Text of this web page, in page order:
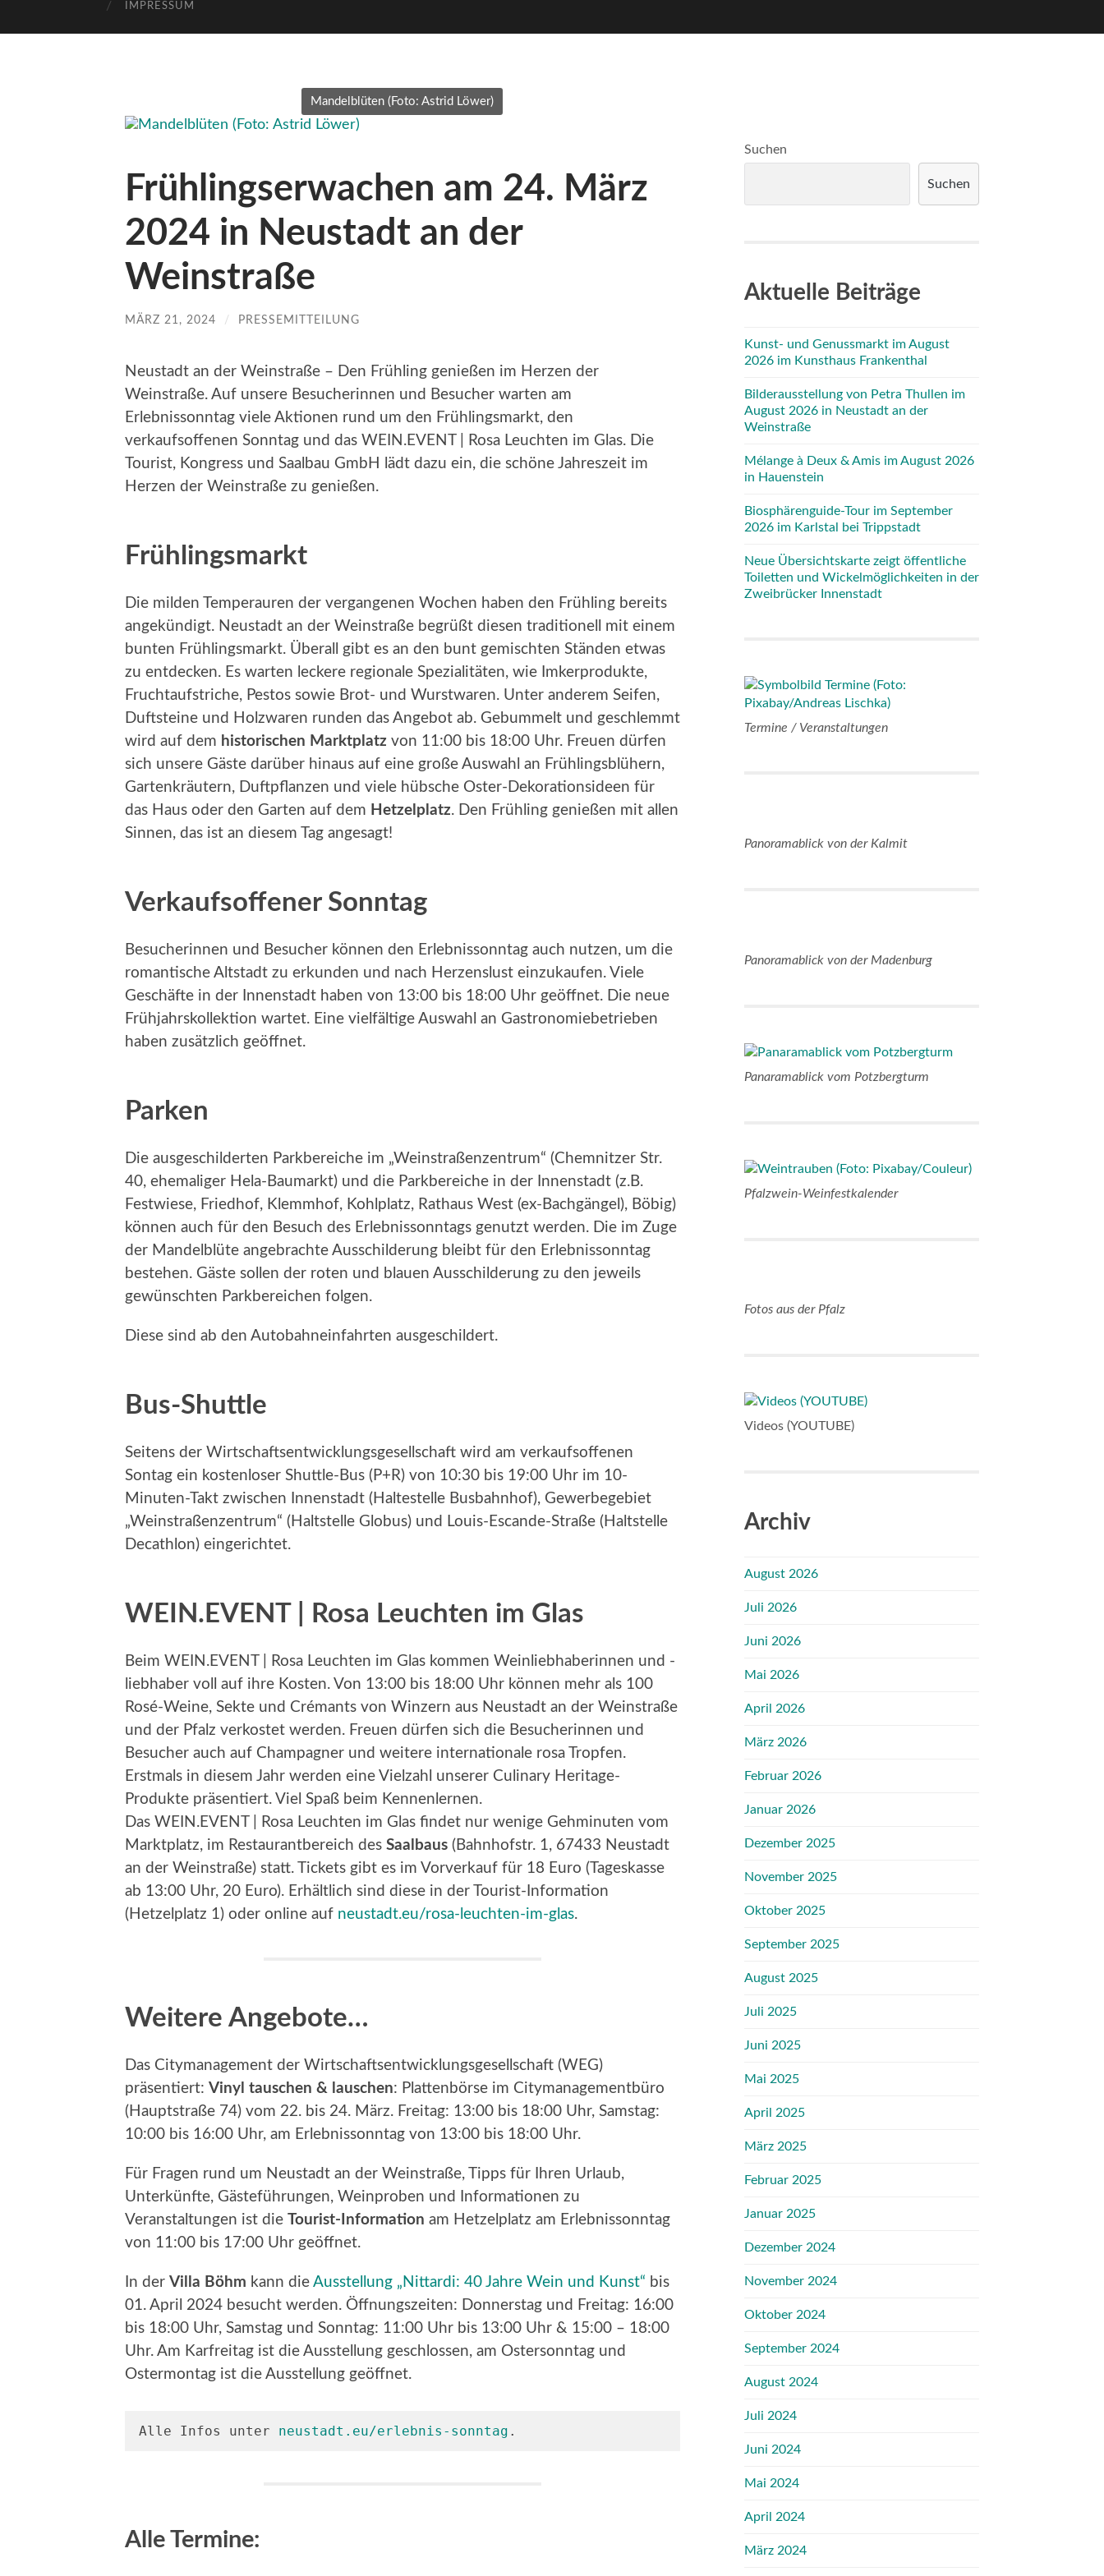
IMPRESSUM
Mandelblüten (Foto: Astrid Löwer)
Frühlingserwachen am 24. März
2024 in Neustadt an der
Weinstraße
MÄRZ 21, 2024 / PRESSEMITTEILUNG
Neustadt an der Weinstraße – Den Frühling genießen im Herzen der
Weinstraße. Auf unsere Besucherinnen und Besucher warten am
Erlebnissonntag viele Aktionen rund um den Frühlingsmarkt, den
verkaufsoffenen Sonntag und das WEIN.EVENT | Rosa Leuchten im Glas. Die
Tourist, Kongress und Saalbau GmbH lädt dazu ein, die schöne Jahreszeit im
Herzen der Weinstraße zu genießen.
Frühlingsmarkt
Die milden Temperauren der vergangenen Wochen haben den Frühling bereits
angekündigt. Neustadt an der Weinstraße begrüßt diesen traditionell mit einem
bunten Frühlingsmarkt. Überall gibt es an den bunt gemischten Ständen etwas
zu entdecken. Es warten leckere regionale Spezialitäten, wie Imkerprodukte,
Fruchtaufstriche, Pestos sowie Brot- und Wurstwaren. Unter anderem Seifen,
Duftsteine und Holzwaren runden das Angebot ab. Gebummelt und geschlemmt
wird auf dem historischen Marktplatz von 11:00 bis 18:00 Uhr. Freuen dürfen
sich unsere Gäste darüber hinaus auf eine große Auswahl an Frühlingsblühern,
Gartenkräutern, Duftpflanzen und viele hübsche Oster-Dekorationsideen für
das Haus oder den Garten auf dem Hetzelplatz. Den Frühling genießen mit allen
Sinnen, das ist an diesem Tag angesagt!
Verkaufsoffener Sonntag
Besucherinnen und Besucher können den Erlebnissonntag auch nutzen, um die
romantische Altstadt zu erkunden und nach Herzenslust einzukaufen. Viele
Geschäfte in der Innenstadt haben von 13:00 bis 18:00 Uhr geöffnet. Die neue
Frühjahrskollektion wartet. Eine vielfältige Auswahl an Gastronomiebetrieben
haben zusätzlich geöffnet.
Parken
Die ausgeschilderten Parkbereiche im „Weinstraßenzentrum“ (Chemnitzer Str.
40, ehemaliger Hela-Baumarkt) und die Parkbereiche in der Innenstadt (z.B.
Festwiese, Friedhof, Klemmhof, Kohlplatz, Rathaus West (ex-Bachgängel), Böbig)
können auch für den Besuch des Erlebnissonntags genutzt werden. Die im Zuge
der Mandelblüte angebrachte Ausschilderung bleibt für den Erlebnissonntag
bestehen. Gäste sollen der roten und blauen Ausschilderung zu den jeweils
gewünschten Parkbereichen folgen.
Diese sind ab den Autobahneinfahrten ausgeschildert.
Bus-Shuttle
Seitens der Wirtschaftsentwicklungsgesellschaft wird am verkaufsoffenen
Sontag ein kostenloser Shuttle-Bus (P+R) von 10:30 bis 19:00 Uhr im 10-
Minuten-Takt zwischen Innenstadt (Haltestelle Busbahnhof), Gewerbegebiet
„Weinstraßenzentrum“ (Haltstelle Globus) und Louis-Escande-Straße (Haltstelle
Decathlon) eingerichtet.
WEIN.EVENT | Rosa Leuchten im Glas
Beim WEIN.EVENT | Rosa Leuchten im Glas kommen Weinliebhaberinnen und -
liebhaber voll auf ihre Kosten. Von 13:00 bis 18:00 Uhr können mehr als 100
Rosé-Weine, Sekte und Crémants von Winzern aus Neustadt an der Weinstraße
und der Pfalz verkostet werden. Freuen dürfen sich die Besucherinnen und
Besucher auch auf Champagner und weitere internationale rosa Tropfen.
Erstmals in diesem Jahr werden eine Vielzahl unserer Culinary Heritage-
Produkte präsentiert. Viel Spaß beim Kennenlernen.
Das WEIN.EVENT | Rosa Leuchten im Glas findet nur wenige Gehminuten vom
Marktplatz, im Restaurantbereich des Saalbaus (Bahnhofstr. 1, 67433 Neustadt
an der Weinstraße) statt. Tickets gibt es im Vorverkauf für 18 Euro (Tageskasse
ab 13:00 Uhr, 20 Euro). Erhältlich sind diese in der Tourist-Information
(Hetzelplatz 1) oder online auf neustadt.eu/rosa-leuchten-im-glas.
Weitere Angebote…
Das Citymanagement der Wirtschaftsentwicklungsgesellschaft (WEG)
präsentiert: Vinyl tauschen & lauschen: Plattenbörse im Citymanagementbüro
(Hauptstraße 74) vom 22. bis 24. März. Freitag: 13:00 bis 18:00 Uhr, Samstag:
10:00 bis 16:00 Uhr, am Erlebnissonntag von 13:00 bis 18:00 Uhr.
Für Fragen rund um Neustadt an der Weinstraße, Tipps für Ihren Urlaub,
Unterkünfte, Gästeführungen, Weinproben und Informationen zu
Veranstaltungen ist die Tourist-Information am Hetzelplatz am Erlebnissonntag
von 11:00 bis 17:00 Uhr geöffnet.
In der Villa Böhm kann die Ausstellung „Nittardi: 40 Jahre Wein und Kunst“ bis
01. April 2024 besucht werden. Öffnungszeiten: Donnerstag und Freitag: 16:00
bis 18:00 Uhr, Samstag und Sonntag: 11:00 Uhr bis 13:00 Uhr & 15:00 – 18:00
Uhr. Am Karfreitag ist die Ausstellung geschlossen, am Ostersonntag und
Ostermontag ist die Ausstellung geöffnet.
Alle Infos unter neustadt.eu/erlebnis-sonntag .
Alle Termine:
Suchen
Suchen
Aktuelle Beiträge
Kunst- und Genussmarkt im August
2026 im Kunsthaus Frankenthal
Bilderausstellung von Petra Thullen im
August 2026 in Neustadt an der
Weinstraße
Mélange à Deux & Amis im August 2026
in Hauenstein
Biosphärenguide-Tour im September
2026 im Karlstal bei Trippstadt
Neue Übersichtskarte zeigt öffentliche
Toiletten und Wickelmöglichkeiten in der
Zweibrücker Innenstadt
Termine / Veranstaltungen
Panoramablick von der Kalmit
Panoramablick von der Madenburg
Panaramablick vom Potzbergturm
Pfalzwein-Weinfestkalender
Fotos aus der Pfalz
Videos (YOUTUBE)
Archiv
August 2026
Juli 2026
Juni 2026
Mai 2026
April 2026
März 2026
Februar 2026
Januar 2026
Dezember 2025
November 2025
Oktober 2025
September 2025
August 2025
Juli 2025
Juni 2025
Mai 2025
April 2025
März 2025
Februar 2025
Januar 2025
Dezember 2024
November 2024
Oktober 2024
September 2024
August 2024
Juli 2024
Juni 2024
Mai 2024
April 2024
März 2024